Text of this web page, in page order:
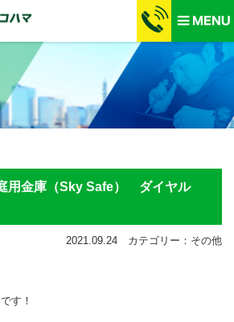
用金庫（Sky Safe） ダイヤル
2021.09.24 カテゴリー：その他
す！